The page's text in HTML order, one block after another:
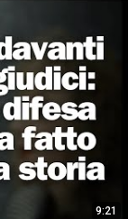
9:21